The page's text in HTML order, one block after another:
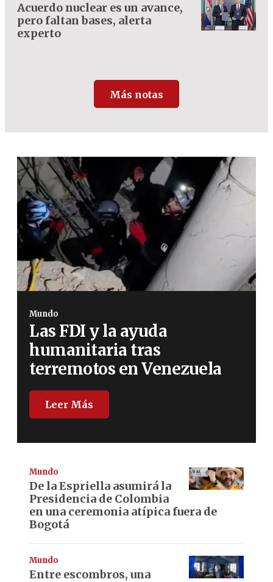
Acuerdo nuclear es un avance,
pero faltan bases, alerta
experto
Más notas
Mundo
Las FDI y la ayuda
humanitaria tras
terremotos en Venezuela
Leer Más
Mundo
De la Espriella asumirá la
Presidencia de Colombia
en una ceremonia atípica fuera de
Bogotá
Mundo
Entre escombros, una